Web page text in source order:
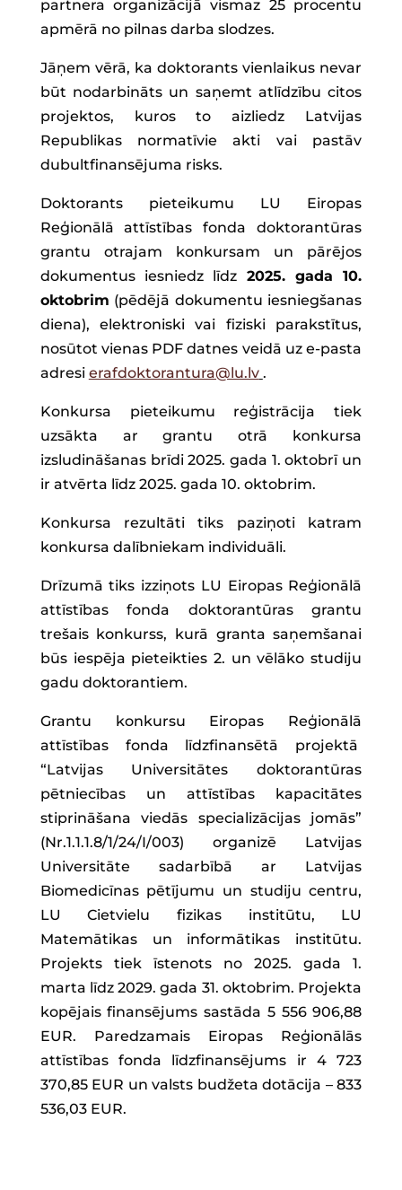
partnera organizācijā vismaz 25 procentu
apmērā no pilnas darba slodzes.
Jāņem vērā, ka doktorants vienlaikus nevar
būt nodarbināts un saņemt atlīdzību citos
projektos, kuros to aizliedz Latvijas
Republikas normatīvie akti vai pastāv
dubultfinansējuma risks.
Doktorants pieteikumu LU Eiropas
Reģionālā attīstības fonda
doktorantūras
grantu otrajam konkursam un pārējos
dokumentus iesniedz līdz 2025. gada 10.
oktobrim (pēdējā dokumentu iesniegšanas
diena), elektroniski vai fiziski parakstītus,
nosūtot vienas PDF datnes veidā uz e-pasta
adresi erafdoktorantura@lu.lv .
Konkursa pieteikumu reģistrācija tiek
uzsākta ar grantu otrā konkursa
izsludināšanas brīdi 2025. gada 1. oktobrī un
ir atvērta līdz 2025. gada 10. oktobrim.
Konkursa rezultāti tiks paziņoti katram
konkursa dalībniekam individuāli.
Drīzumā tiks izziņots LU Eiropas Reģionālā
attīstības fonda doktorantūras grantu
trešais konkurss, kurā granta saņemšanai
būs iespēja pieteikties 2. un vēlāko studiju
gadu doktorantiem.
Grantu konkursu Eiropas Reģionālā
attīstības fonda līdzfinansētā projektā
“Latvijas Universitātes doktorantūras
pētniecības un attīstības kapacitātes
stiprināšana viedās specializācijas jomās”
(Nr.1.1.1.8/1/24/I/003) organizē Latvijas
Universitāte sadarbībā ar Latvijas
Biomedicīnas pētījumu un studiju centru,
LU Cietvielu fizikas institūtu, LU
Matemātikas un informātikas institūtu.
Projekts tiek īstenots no 2025. gada 1.
marta līdz 2029. gada 31. oktobrim. Projekta
kopējais finansējums sastāda 5 556 906,88
EUR. Paredzamais Eiropas Reģionālās
attīstības fonda līdzfinansējums ir 4 723
370,85 EUR un valsts budžeta dotācija – 833
536,03 EUR.